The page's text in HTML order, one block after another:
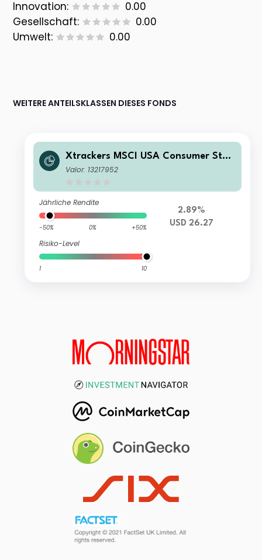
Innovation:
0.00
Gesellschaft:
0.00
Umwelt:
0.00
WEITERE ANTEILSKLASSEN DIESES FONDS
Xtrackers MSCI USA Consumer Stap
les UCITS ETF 1C
Valor: 13217952
Jährliche Rendite
-50% 0% +50%
Risiko-Level
1 10
2.89%
USD 26.27